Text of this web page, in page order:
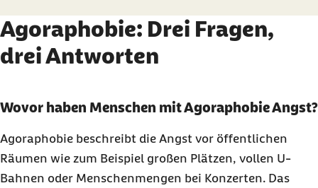
Agoraphobie: Drei Fragen,
drei Antworten
Karussell mit 3 Elementen
Element 1 von 3
Wovor haben Menschen mit Agoraphobie Angst?
Agoraphobie beschreibt die Angst vor öffentlichen
Räumen wie zum Beispiel großen Plätzen, vollen U-
Bahnen oder Menschenmengen bei Konzerten. Das